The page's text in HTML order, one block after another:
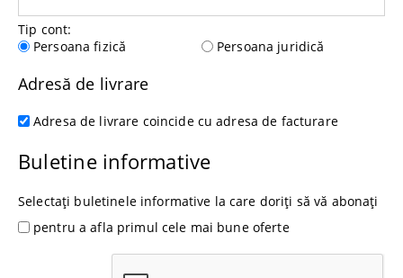
Tip cont:
Persoana fizică
Persoana juridică
Adresă de livrare
Adresa de livrare coincide cu adresa de facturare
Buletine informative
Selectați buletinele informative la care doriți să vă abonați
pentru a afla primul cele mai bune oferte